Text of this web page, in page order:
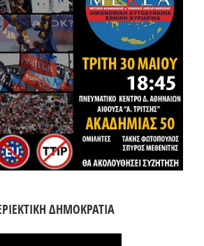
ΔΗΜΟΚΡΑΤΙΑ